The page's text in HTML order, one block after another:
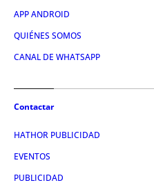
APP ANDROID
QUIÉNES SOMOS
CANAL DE WHATSAPP
Contactar
HATHOR PUBLICIDAD
EVENTOS
PUBLICIDAD